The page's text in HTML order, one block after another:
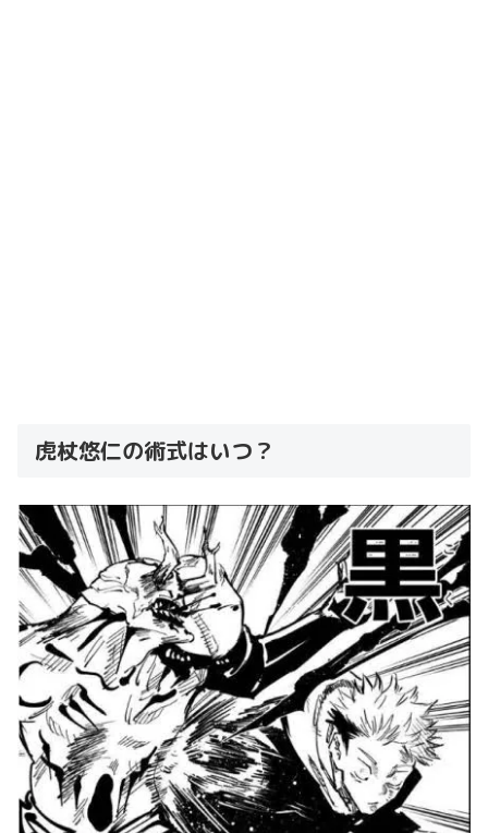
虎杖悠仁の術式はいつ？